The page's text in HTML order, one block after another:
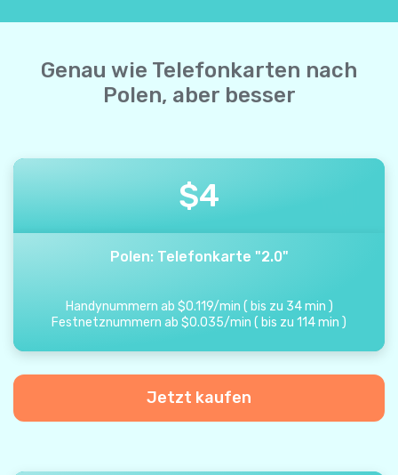
Genau wie Telefonkarten nach
Polen, aber besser
$4
Polen: Telefonkarte "2.0"
Handynummern ab $0.119/min ( bis zu 34 min )
Festnetznummern ab $0.035/min ( bis zu 114min )
Jetzt kaufen